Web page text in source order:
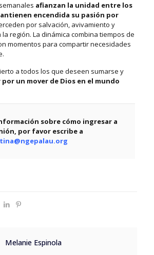
afianzan la unidad entre los
encendida su pasión por
por salvación, avivamiento y
región. La dinámica combina tiempos de
momentos para compartir necesidades
a todos los que deseen sumarse y
un mover de Dios en el mundo
sobre cómo ingresar a
por favor escribe a
Melanie Espinola